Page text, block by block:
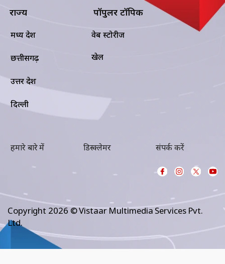
राज्य
मध्य प्रदेश
छत्तीसगढ़
उत्तर प्रदेश
दिल्ली
पॉपुलर टॉपिक
वेब स्टोरीज
खेल
हमारे बारे में डिस्क्लेमर संपर्क करें
Copyright 2026 © Vistaar Multimedia Services Pvt.
Ltd.